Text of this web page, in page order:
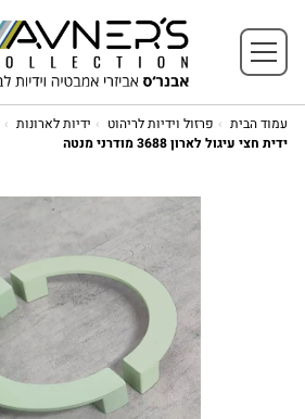
עמוד הבית פרזול וידיות לריהוט ידיות לארונות
ידית חצי עיגול לארון 3688 מודרני מנטה